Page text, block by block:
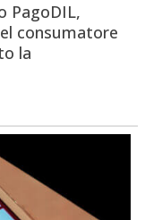
PagoDIL,
consumatore
la